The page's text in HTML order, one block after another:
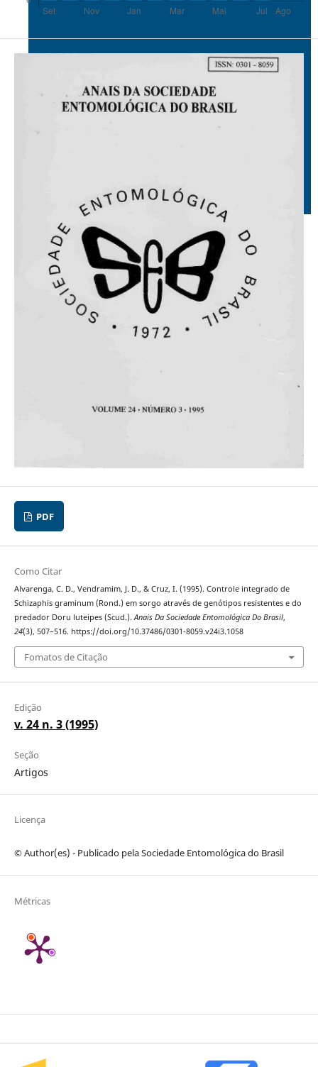
PDF
Como Citar
Alvarenga, C. D., Vendramim, J. D., & Cruz, I. (1995). Controle integrado de
Schizaphis graminum (Rond.) em sorgo através de genótipos resistentes e do
predador Doru luteipes (Scud.).Anais Da Sociedade Entomológica Do Brasil,
24(3), 507–516. https://doi.org/10.37486/0301-8059.v24i3.1058
Fomatos de Citação
Edição
v. 24 n. 3 (1995)
Seção
Artigos
Licença
© Author(es) - Publicado pela Sociedade Entomológica do Brasil
Métricas